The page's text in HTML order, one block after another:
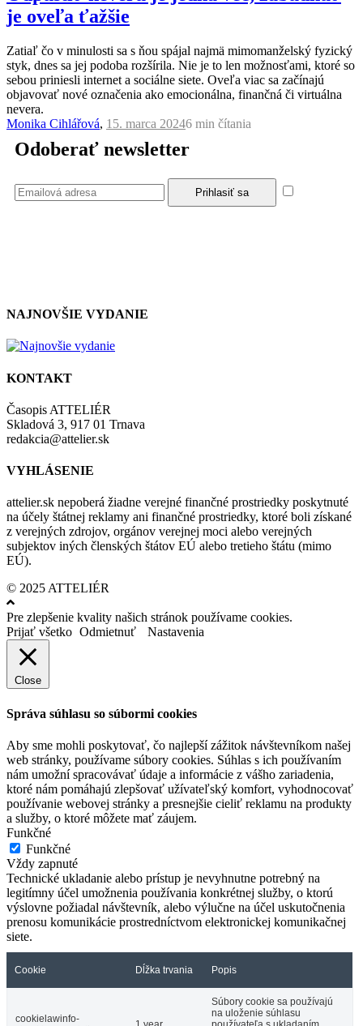
je oveľa ťažšie
Zatiaľ čo v minulosti sa s ňou spájal najmä mimomanželský fyzický
styk, dnes sa jej podoba rozšírila. Nie je to len možnosťami, ktoré so
sebou priniesli internet a sociálne siete. Oveľa viac sa začínajú
objavovať nové označenia ako emocionálna, finančná či virtuálna
nevera.
Monika Cihlářová, 15. marca 20246 min čítania
Odoberať newsletter
NAJNOVŠIE VYDANIE
KONTAKT
Časopis ATTELIÉR
Skladová 3, 917 01 Trnava
redakcia@attelier.sk
VYHLÁSENIE
attelier.sk nepoberá žiadne verejné finančné prostriedky poskytnuté
na účely štátnej reklamy ani finančné prostriedky, ktoré boli získané
z verejných zdrojov, orgánov verejnej moci alebo verejných
subjektov iných členských štátov EÚ alebo tretieho štátu (mimo
EÚ).
© 2025 ATTELIÉR
Pre zlepšenie kvality našich stránok používame cookies.
Prijať všetko Odmietnuť Nastavenia
Close
Správa súhlasu so súbormi cookies
Aby sme mohli poskytovať, čo najlepší zážitok návštevníkom našej
web stránky, používame súbory cookies. Súhlas s ich používaním
nám umožní spracovávať údaje a informácie z vášho zariadenia,
ktoré nám pomáhajú zlepšovať užívateľský komfort, vyhodnocovať
používanie webovej stránky a presnejšie cieliť reklamu na produkty
a služby, o ktoré môžete mať záujem.
Funkčné
Funkčné
Vždy zapnuté
Technické ukladanie alebo prístup je nevyhnutne potrebný na
legitímny účel umožnenia používania konkrétnej služby, o ktorú
výslovne požiadal návštevník, alebo výlučne na účel uskutočnenia
prenosu komunikácie prostredníctvom elektronickej komunikačnej
siete.
Cookie Dĺžka trvania Popis
cookielawinfo-
Súbory cookie sa používajú
na uloženie súhlasu